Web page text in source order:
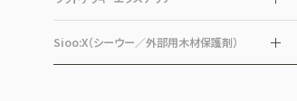
Sioo:X（シーウー／外部用木材保護剤）